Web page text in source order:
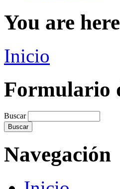
You are here
Inicio
Formulario
Buscar
Navegación